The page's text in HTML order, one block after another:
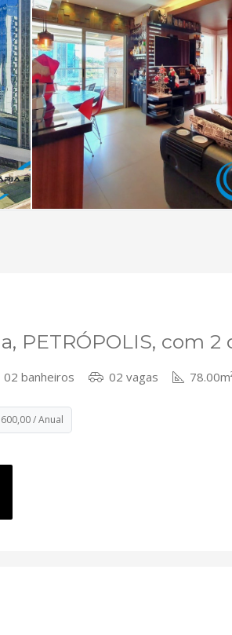
PETRÓPOLIS, com 2
02 banheiros 02 vagas
/ Anual